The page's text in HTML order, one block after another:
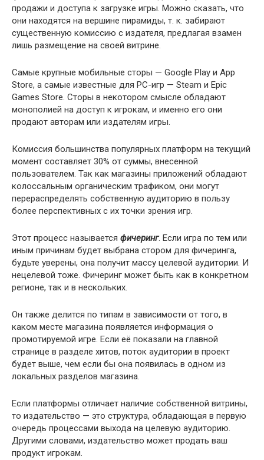
продажи и доступа к загрузке игры. Можно сказать, что
они находятся на вершине пирамиды, т. к. забирают
существенную комиссию с издателя, предлагая взамен
лишь размещение на своей витрине.
Самые крупные мобильные сторы — Google Play и App
Store, а самые известные для PC-игр — Steam и Epic
Games Store. Сторы в некотором смысле обладают
монополией на доступ к игрокам, и именно его они
продают авторам или издателям игры.
Комиссия большинства популярных платформ на текущий
момент составляет 30% от суммы, внесенной
пользователем. Так как магазины приложений обладают
колоссальным органическим трафиком, они могут
перераспределять собственную аудиторию в пользу
более перспективных с их точки зрения игр.
Этот процесс называется фичеринг. Если игра по тем или
иным причинам будет выбрана стором для фичеринга,
будьте уверены, она получит массу целевой аудитории. И
нецелевой тоже. Фичеринг может быть как в конкретном
регионе, так и в нескольких.
Он также делится по типам в зависимости от того, в
каком месте магазина появляется информация о
промотируемой игре. Если её показали на главной
странице в разделе хитов, поток аудитории в проект
будет выше, чем если бы она появилась в одном из
локальных разделов магазина.
Если платформы отличает наличие собственной витрины,
то издательство — это структура, обладающая в первую
очередь процессами выхода на целевую аудиторию.
Другими словами, издательство может продать ваш
продукт игрокам.